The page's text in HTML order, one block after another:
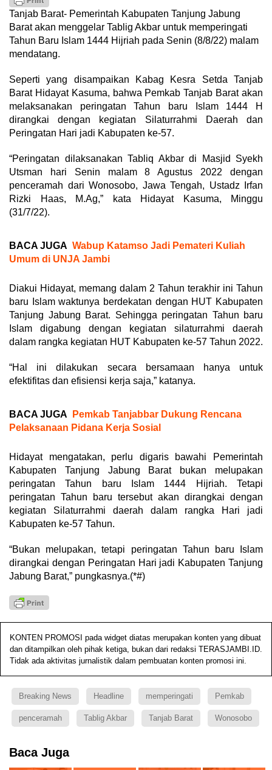
Tanjab Barat- Pemerintah Kabupaten Tanjung Jabung
Barat akan menggelar Tablig Akbar untuk memperingati
Tahun Baru Islam 1444 Hijriah pada Senin (8/8/22) malam
mendatang.
Seperti yang disampaikan Kabag Kesra Setda Tanjab
Barat Hidayat Kasuma, bahwa Pemkab Tanjab Barat akan
melaksanakan peringatan Tahun baru Islam 1444 H
dirangkai dengan kegiatan Silaturrahmi Daerah dan
Peringatan Hari jadi Kabupaten ke-57.
“Peringatan dilaksanakan Tabliq Akbar di Masjid Syekh
Utsman hari Senin malam 8 Agustus 2022 dengan
penceramah dari Wonosobo, Jawa Tengah, Ustadz Irfan
Rizki Haas, M.Ag,” kata Hidayat Kasuma, Minggu
(31/7/22).
BACA JUGA Wabup Katamso Jadi Pemateri Kuliah
Umum di UNJA Jambi
Diakui Hidayat, memang dalam 2 Tahun terakhir ini Tahun
baru Islam waktunya berdekatan dengan HUT Kabupaten
Tanjung Jabung Barat. Sehingga peringatan Tahun baru
Islam digabung dengan kegiatan silaturrahmi daerah
dalam rangka kegiatan HUT Kabupaten ke-57 Tahun 2022.
“Hal ini dilakukan secara bersamaan hanya untuk
efektifitas dan efisiensi kerja saja,” katanya.
BACA JUGA
Pemkab Tanjabbar Dukung Rencana
Pelaksanaan Pidana Kerja Sosial
Hidayat mengatakan, perlu digaris bawahi Pemerintah
Kabupaten Tanjung Jabung Barat bukan melupakan
peringatan Tahun baru Islam 1444 Hijriah. Tetapi
peringatan Tahun baru tersebut akan dirangkai dengan
kegiatan Silaturrahmi daerah dalam rangka Hari jadi
Kabupaten ke-57 Tahun.
“Bukan melupakan, tetapi peringatan Tahun baru Islam
dirangkai dengan Peringatan Hari jadi Kabupaten Tanjung
Jabung Barat,” pungkasnya.(*#)
KONTEN PROMOSI pada widget diatas merupakan konten yang dibuat
dan ditampilkan oleh pihak ketiga, bukan dari redaksi TERASJAMBI.ID.
Tidak ada aktivitas jurnalistik dalam pembuatan konten promosi ini.
Breaking News Headline memperingati Pemkab
penceramah Tablig Akbar Tanjab Barat Wonosobo
Baca Juga